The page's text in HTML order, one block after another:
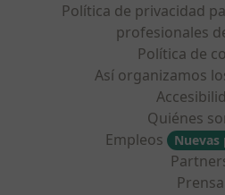
Política de privacidad
profesionales
Política de
Así organizamos
Quiénes
Empleos
Nuevas
Prensa